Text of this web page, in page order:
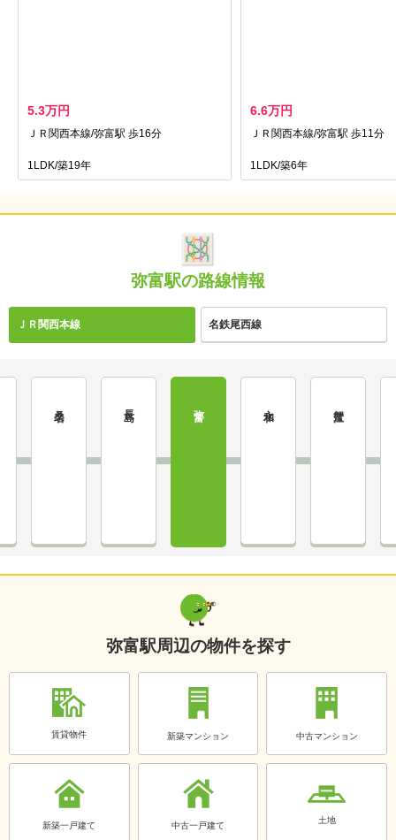
5.3万円
ＪＲ関西本線/弥富駅 歩16分
1LDK/築19年
6.6万円
ＪＲ関西本線/弥富駅 歩11分
1LDK/築6年
弥富駅の路線情報
ＪＲ関西本線 名鉄尾西線
弥富駅周辺の物件を探す
賃貸物件 新築マンション 中古マンション
新築一戸建て 中古一戸建て
土地